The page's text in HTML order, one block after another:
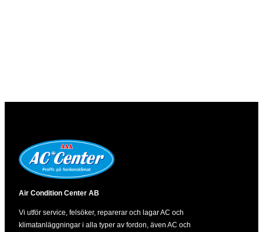
Air Condition Center AB
Vi utför service, felsöker, reparerar och lagar AC och
klimatanläggningar i alla typer av fordon, även AC och